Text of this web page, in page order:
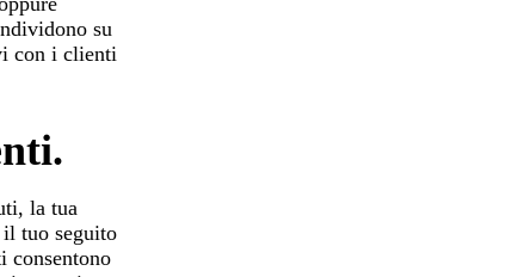
su
con i clienti
la tua
il tuo seguito
consentono